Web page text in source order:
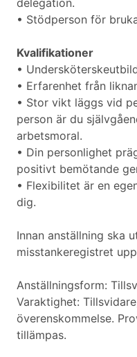
delegation.
• Stödperson för
Kvalifikationer
•
• Erfarenhet från
• Stor vikt läggs vid
person är du
arbetsmoral.
• Din personlighet
positivt bemötande
• Flexibilitet är en
dig.
Innan anställning ska
misstankeregistret
Anställningsform:
Varaktighet:
överenskommelse.
tillämpas.